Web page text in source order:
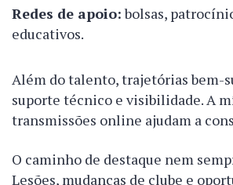
Redes de apoio:bolsas,
educativos.
Além do talento, trajetórias bem-
suporte técnico e visibilidade. A
transmissões online ajudam a
O caminho de destaque nem
Lesões, mudanças de clube e